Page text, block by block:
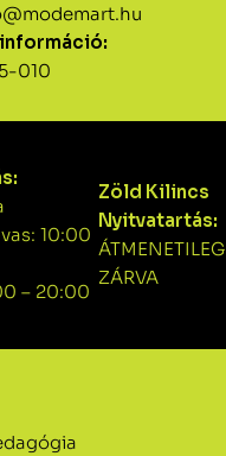
010
10:00
– 20:00
Zöld Kilincs
Nyitvatartás:
ÁTMENETILEG
ZÁRVA